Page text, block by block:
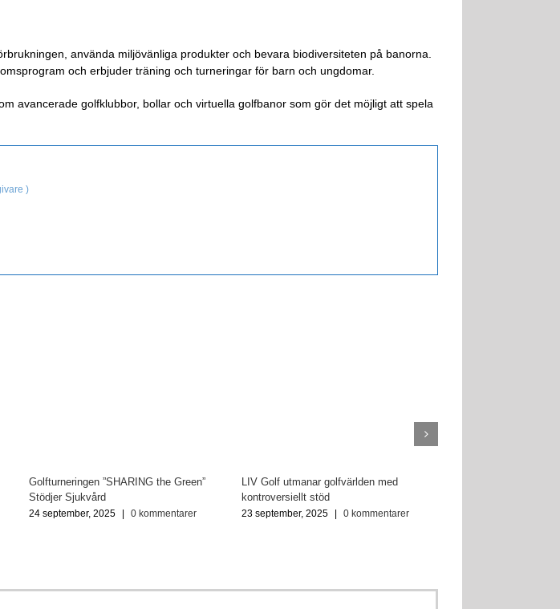
använda miljövänliga produkter och bevara biodiversiteten på banorna.
och erbjuder träning och turneringar för barn och ungdomar.
avancerade golfklubbor, bollar och virtuella golfbanor som gör det möjligt att spela
)
Golfturneringen ”SHARING the Green”
Stödjer Sjukvård
24 september, 2025 0 kommentarer
LIV Golf utmanar golfvärlden med
kontroversiellt stöd
23 september, 2025 0 kommentarer